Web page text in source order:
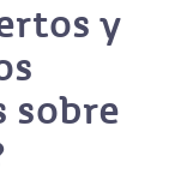
y
sobre